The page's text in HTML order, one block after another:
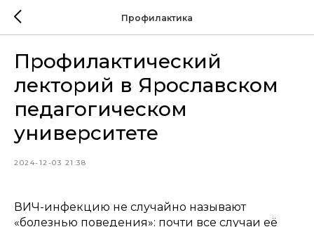
Профилактика
Профилактический
лекторий в Ярославском
педагогическом
университете
2024-12-03 21:38
ВИЧ-инфекцию не случайно называют
«болезнью поведения»: почти все случаи её